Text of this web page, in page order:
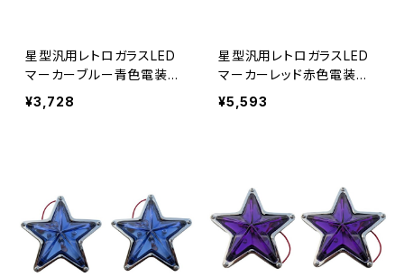
星型汎用レトロガラスLED
マーカーブルー青色電装電
飾装飾直径約92mm奥行約
35ｍｍスターマーカー12
¥3,728
星型汎用レトロガラスLED
マーカーレッド赤色電装電
飾装飾直径約144mm奥行
約45ｍｍスターマーカー1
¥5,593